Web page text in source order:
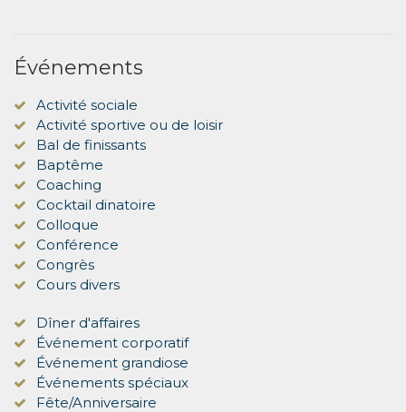
Événements
Activité sociale
Activité sportive ou de loisir
Bal de finissants
Baptême
Coaching
Cocktail dinatoire
Colloque
Conférence
Congrès
Cours divers
Dîner d'affaires
Événement corporatif
Événement grandiose
Événements spéciaux
Fête/Anniversaire